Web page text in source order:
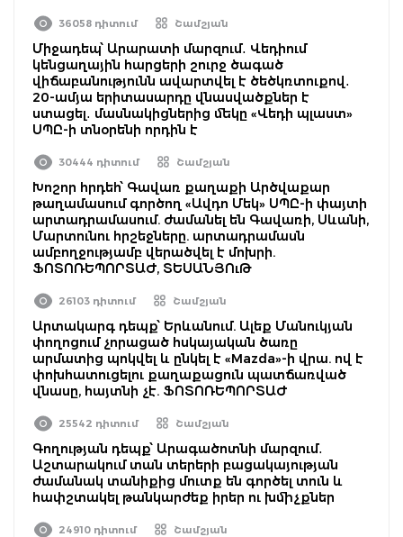
36058 դիտում Շամշյան
Միջադեպ՝ Արարատի մարզում․ Վեդիում
կենցաղային հարցերի շուրջ ծագած
վիճաբանությունն ավարտվել է ծեծկռտուքով․
20-ամյա երիտասարդը վնասվածքներ է
ստացել․ մասնակիցներից մեկը «Վեդի պլաստ»
ՍՊԸ-ի տնօրենի որդին է
30444 դիտում Շամշյան
Խոշոր հրդեհ՝ Գավառ քաղաքի Արծվաքար
թաղամասում գործող «Ավդո Մեկ» ՍՊԸ-ի փայտի
արտադրամասում. ժամանել են Գավառի, Սևանի,
Մարտունու հրշեջները. արտադրամասն
ամբողջությամբ վերածվել է մոխրի.
ՖՈՏՈՌԵՊՈՐՏԱԺ, ՏԵՍԱՆՅՈւԹ
26103 դիտում Շամշյան
Արտակարգ դեպք՝ Երևանում. Ալեք Մանուկյան
փողոցում չորացած հսկայական ծառը
արմատից պոկվել և ընկել է «Mazda»-ի վրա. ով է
փոխհատուցելու քաղաքացուն պատճառված
վնասը, հայտնի չէ. ՖՈՏՈՌԵՊՈՐՏԱԺ
25542 դիտում Շամշյան
Գողության դեպք՝ Արագածոտնի մարզում․
Աշտարակում տան տերերի բացակայության
ժամանակ տանիքից մուտք են գործել տուն և
հափշտակել թանկարժեք իրեր ու խմիչքներ
24910 դիտում Շամշյան